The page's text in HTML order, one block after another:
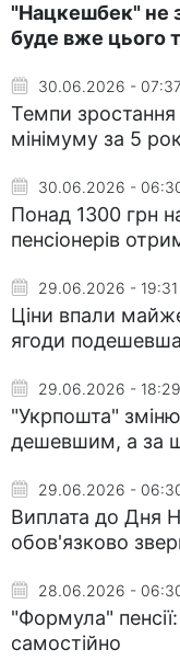
"Нацкешбек" не
буде вже цього
30.06.2026 - 07:37
Темпи
мінімуму за 5
30.06.2026 -
Понад 1300 грн
пенсіонерів
29.06.2026 - 19:31
Ціни впали майже
ягоди
29.06.2026 - 18:29
"Укрпошта"
дешевшим, а за
29.06.2026 -
Виплата до Дня
обов'язково
28.06.2026 -
"Формула"
самостійно